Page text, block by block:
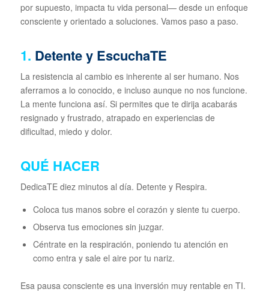
por supuesto, impacta tu vida personal— desde un enfoque
consciente y orientado a soluciones. Vamos paso a paso.
1. Detente y EscuchaTE
La resistencia al cambio es inherente al ser humano. Nos
aferramos a lo conocido, e incluso aunque no nos funcione.
La mente funciona así. Si permites que te dirija acabarás
resignado y frustrado, atrapado en experiencias de
dificultad, miedo y dolor.
QUÉ HACER
DedicaTE diez minutos al día. Detente y Respira.
Coloca tus manos sobre el corazón y siente tu cuerpo.
Observa tus emociones sin juzgar.
Céntrate en la respiración, poniendo tu atención en
como entra y sale el aire por tu nariz.
Esa pausa consciente es una inversión muy rentable en TI.